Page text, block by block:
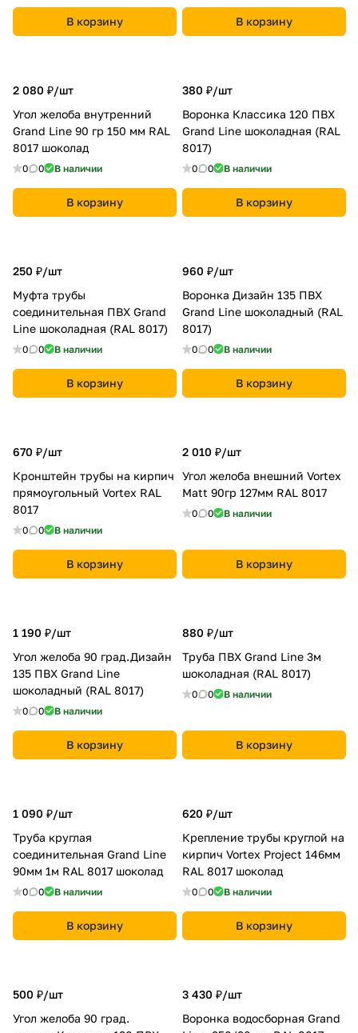
В корзину В корзину
2 080 ₽/шт
Угол желоба внутренний
Grand Line 90 гр 150 мм RAL
8017 шоколад
0 0 В наличии
В корзину
380 ₽/шт
Воронка Классика 120 ПВХ
Grand Line шоколадная (RAL
8017)
0 0 В наличии
В корзину
250 ₽/шт
Муфта трубы
соединительная ПВХ Grand
Line шоколадная (RAL 8017)
0 0 В наличии
В корзину
960 ₽/шт
Воронка Дизайн 135 ПВХ
Grand Line шоколадный (RAL
8017)
0 0 В наличии
В корзину
670 ₽/шт
Кронштейн трубы на кирпич
прямоугольный Vortex RAL
8017
0 0 В наличии
В корзину
2 010 ₽/шт
Угол желоба внешний Vortex
Matt 90гр 127мм RAL 8017
0 0 В наличии
В корзину
1 190 ₽/шт
Угол желоба 90 град.Дизайн
135 ПВХ Grand Line
шоколадный (RAL 8017)
0 0 В наличии
В корзину
880 ₽/шт
Труба ПВХ Grand Line 3м
шоколадная (RAL 8017)
0 0 В наличии
В корзину
1 090 ₽/шт
Труба круглая
соединительная Grand Line
90мм 1м RAL 8017 шоколад
0 0 В наличии
В корзину
620 ₽/шт
Крепление трубы круглой на
кирпич Vortex Project 146мм
RAL 8017 шоколад
0 0 В наличии
В корзину
500 ₽/шт
Угол желоба 90 град.
3 430 ₽/шт
Воронка водосборная Grand